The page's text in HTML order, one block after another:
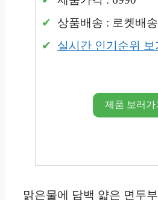
상품배송 : 로켓배송
실시간 인기순위 보
제품 보러가
맑은물에 담백 얇은 면두